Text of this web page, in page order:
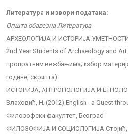
Литература и извори података:
Општа обавезна Литература
АРХЕОЛОГИЈА И ИСТОРИЈА УМЕТНОСТИ
2nd Year Students of Archaeology and Art
пропратним вежбањима; избор
године, скрипта)
ИСТОРИЈА, АНТРОПОЛОГИЈА И
Влаховић, Н. (2012) English - а Quest
Филозофски факултет, Београd
ФИЛОЗОФИЈА И СОЦИОЛОГИЈА Стојић,